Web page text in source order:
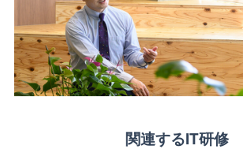
関連するIT研修